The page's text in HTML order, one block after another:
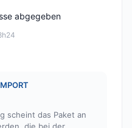
abgegeben
scheint das Paket an